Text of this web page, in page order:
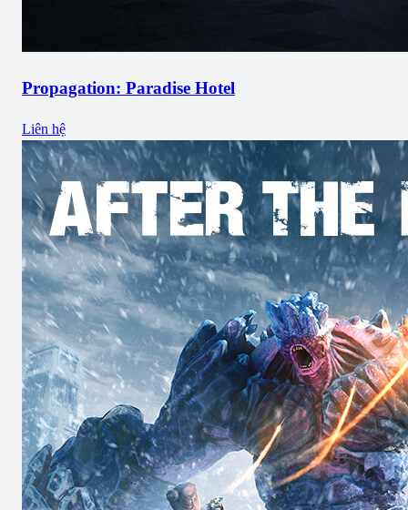
Propagation: Paradise Hotel
Liên hệ